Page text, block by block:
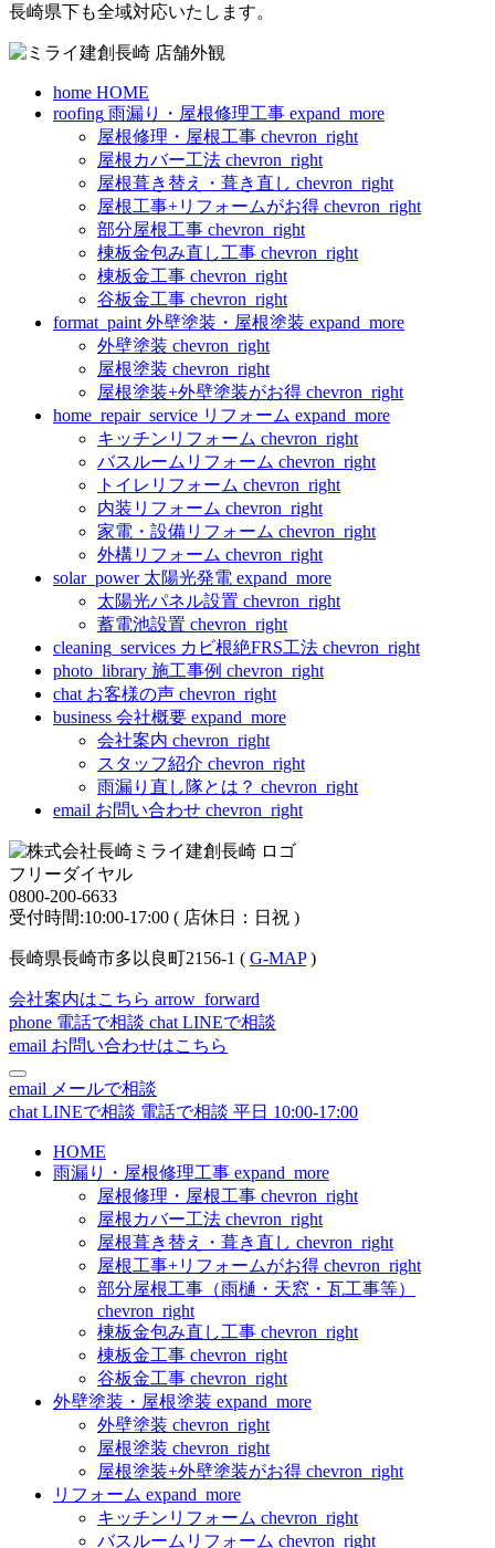
長崎県下も全域対応いたします。
home HOME
roofing 雨漏り・屋根修理工事 expand_more
屋根修理・屋根工事 chevron_right
屋根カバー工法 chevron_right
屋根葺き替え・葺き直し chevron_right
屋根工事+リフォームがお得 chevron_right
部分屋根工事 chevron_right
棟板金包み直し工事 chevron_right
棟板金工事 chevron_right
谷板金工事 chevron_right
format_paint 外壁塗装・屋根塗装 expand_more
外壁塗装 chevron_right
屋根塗装 chevron_right
屋根塗装+外壁塗装がお得 chevron_right
home_repair_service リフォーム expand_more
キッチンリフォーム chevron_right
バスルームリフォーム chevron_right
トイレリフォーム chevron_right
内装リフォーム chevron_right
家電・設備リフォーム chevron_right
外構リフォーム chevron_right
solar_power 太陽光発電 expand_more
太陽光パネル設置 chevron_right
蓄電池設置 chevron_right
cleaning_services カビ根絶FRS工法 chevron_right
photo_library 施工事例 chevron_right
chat お客様の声 chevron_right
business 会社概要 expand_more
会社案内 chevron_right
スタッフ紹介 chevron_right
雨漏り直し隊とは？ chevron_right
email お問い合わせ chevron_right
フリーダイヤル
0800-200-6633
受付時間:10:00-17:00 ( 店休日：日祝 )
長崎県長崎市多以良町2156-1 ( G-MAP)
会社案内はこちら arrow_forward
phone 電話で相談 chat LINEで相談
email お問い合わせはこちら
email メールで相談
chat LINEで相談 電話で相談 平日 10:00-17:00
HOME
雨漏り・屋根修理工事 expand_more
屋根修理・屋根工事 chevron_right
屋根カバー工法 chevron_right
屋根葺き替え・葺き直し chevron_right
屋根工事+リフォームがお得 chevron_right
部分屋根工事（雨樋・天窓・瓦工事等）
chevron_right
棟板金包み直し工事 chevron_right
棟板金工事 chevron_right
谷板金工事 chevron_right
外壁塗装・屋根塗装 expand_more
外壁塗装 chevron_right
屋根塗装 chevron_right
屋根塗装+外壁塗装がお得 chevron_right
リフォーム expand_more
キッチンリフォーム chevron_right
バスルームリフォーム chevron_right